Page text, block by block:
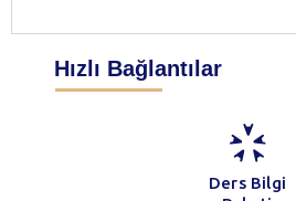
Hızlı Bağlantılar
Ders Bilgi